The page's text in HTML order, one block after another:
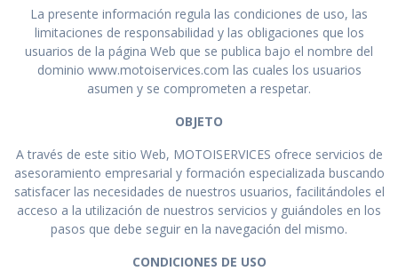
La presente información regula las condiciones de uso, las
limitaciones de responsabilidad y las obligaciones que los
usuarios de la página Web que se publica bajo el nombre del
dominio www.motoiservices.com las cuales los usuarios
asumen y se comprometen a respetar.
OBJETO
A través de este sitio Web, MOTOISERVICES ofrece servicios de
asesoramiento empresarial y formación especializada buscando
satisfacer las necesidades de nuestros usuarios, facilitándoles el
acceso a la utilización de nuestros servicios y guiándoles en los
pasos que debe seguir en la navegación del mismo.
CONDICIONES DE USO